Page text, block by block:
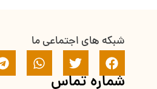
شبکه های اجتماعی ما
شماره تماس